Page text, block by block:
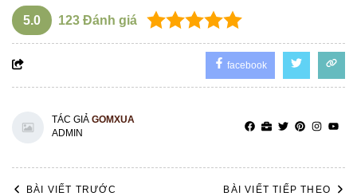
5.0 123 Đánh giá
facebook
TÁC GIẢ GOMXUA
ADMIN
BÀI VIẾT TRƯỚC BÀI VIẾT TIẾP THEO